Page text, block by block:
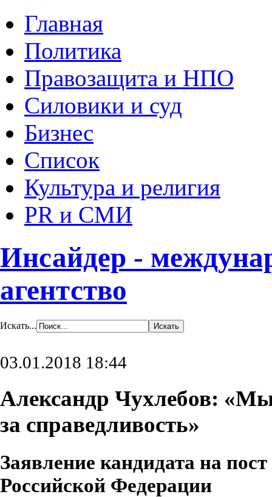
Главная
Политика
Правозащита и НПО
Силовики и суд
Бизнес
Список
Культура и религия
PR и СМИ
Инсайдер -
агентство
Искать...
03.01.2018 18:44
Александр Чухлебов:
за справедливость»
Заявление кандидата на пост
Российской Федерации